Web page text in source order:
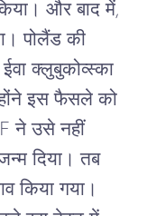
और बाद में,
पोलैंड की
ईवा क्लुबुकोव्स्का
इस फैसले को
ने उसे नहीं
दिया। तब
किया गया।